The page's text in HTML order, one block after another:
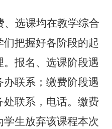
、选课均在教学综合
把握好各阶段的起
。报名、选课阶段遇
联系；缴费阶段遇
联系，电话。缴费
生放弃该课程本次